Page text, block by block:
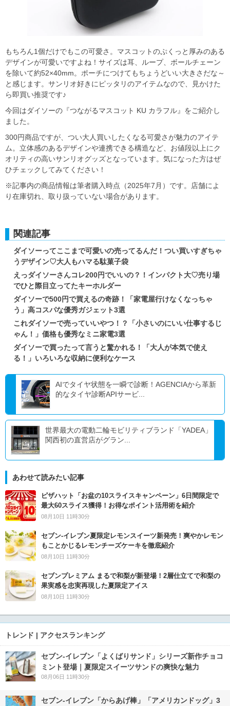
もちろん1個だけでもこの可愛さ。マスコットのぷくっと厚みのある
デザインが可愛いですよね！サイズは耳、ループ、ボールチェーン
を除いて約52×40mm。ポーチにつけてもちょうどいい大きさだな～
と感じます。サンリオ好きにピッタリのアイテムなので、見かけた
ら即買い推奨です♪
今回はダイソーの『つながるマスコット KU カラフル』をご紹介し
ました。
300円商品ですが、つい大人買いしたくなる可愛さが魅力のアイテ
ム。立体感のあるデザインや連携できる構造など、お値段以上にク
オリティの高いサンリオグッズとなっています。気になった方はぜ
ひチェックしてみてください！
※記事内の商品情報は筆者購入時点（2025年7月）です。店舗によ
り在庫切れ、取り扱っていない場合があります。
関連記事
ダイソーってここまで可愛いの売ってるんだ！つい買いすぎちゃ
うデザイン♡大人もハマる駄菓子袋
えっダイソーさんコレ200円でいいの？！インパクト大♡売り場
でひと際目立ってたキーホルダー
ダイソーで500円で買えるの奇跡！「家電屋行けなくなっちゃ
う」高コスパな優秀ガジェット3選
これダイソーで売っていいやつ！？「小さいのにいい仕事するじ
ゃん！」価格も優秀なミニ家電3選
ダイソーで買ったって言うと驚かれる！「大人が本気で使え
る！」いろいろな収納に便利なケース
AIでタイヤ状態を一瞬で診断！AGENCIAから革新
的なタイヤ診断APIサービ...
世界最大の電動二輪モビリティブランド「YADEA」
関西初の直営店がグラン...
あわせて読みたい記事
ピザハット「お盆の10スライスキャンペーン」6日間限定で
最大60スライス獲得！お得なポイント活用術を紹介
08月10日 11時30分
セブン‐イレブン夏限定レモンスイーツ新発売！爽やかレモン
もことかじるレモンチーズケーキを徹底紹介
08月10日 11時30分
セブンプレミアム まるで和梨が新登場！2層仕立てで和梨の
果実感を忠実再現した夏限定アイス
08月10日 11時30分
トレンド | アクセスランキング
セブン‐イレブン「よくばりサンド」シリーズ新作チョコ
ミント登場｜夏限定スイーツサンドの爽快な魅力
08月06日 11時30分
セブン‐イレブン「からあげ棒」「アメリカンドッグ」3